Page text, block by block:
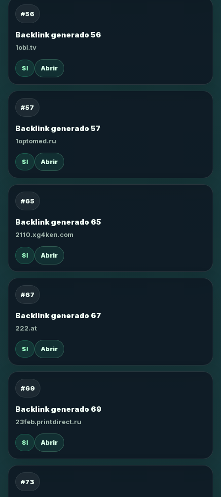
#56
Backlink generado 56
1obl.tv
SI Abrir
#57
Backlink generado 57
1optomed.ru
SI Abrir
#65
Backlink generado 65
2110.xg4ken.com
SI Abrir
#67
Backlink generado 67
222.at
SI Abrir
#69
Backlink generado 69
23feb.printdirect.ru
SI Abrir
#73